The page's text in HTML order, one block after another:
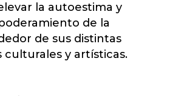
la autoestima y
de la
de sus distintas
culturales y artísticas.